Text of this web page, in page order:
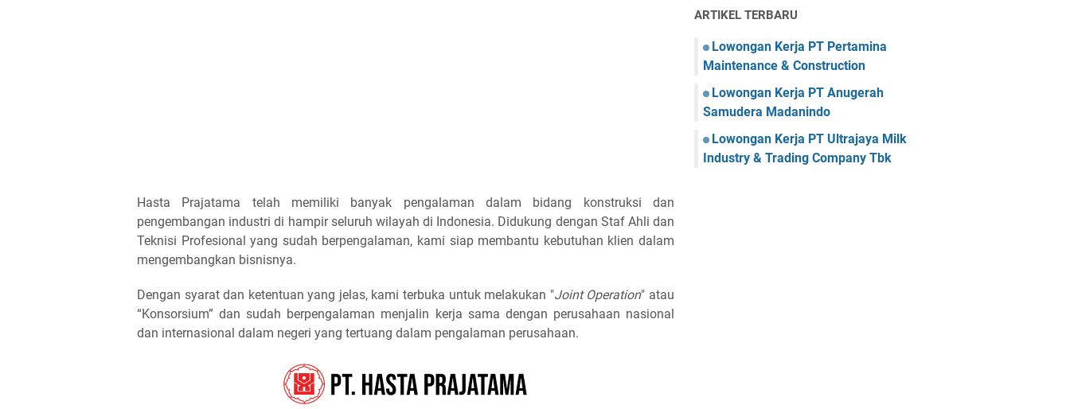
Hasta Prajatama telah memiliki banyak pengalaman dalam bidang konstruksi dan
pengembangan industri di hampir seluruh wilayah di Indonesia. Didukung dengan Staf Ahli dan
Teknisi Profesional yang sudah berpengalaman, kami siap membantu kebutuhan klien dalam
mengembangkan bisnisnya.
Dengan syarat dan ketentuan yang jelas, kami terbuka untuk melakukan "Joint Operation" atau
“Konsorsium” dan sudah berpengalaman menjalin kerja sama dengan perusahaan nasional
dan internasional dalam negeri yang tertuang dalam pengalaman perusahaan.
ARTIKEL TERBARU
Lowongan Kerja PT Pertamina
Maintenance & Construction
Lowongan Kerja PT Anugerah
Samudera Madanindo
Lowongan Kerja PT Ultrajaya Milk
Industry & Trading Company Tbk